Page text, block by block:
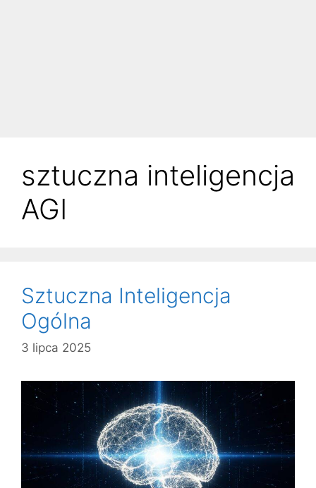
sztuczna inteligencja
AGI
Sztuczna Inteligencja
Ogólna
3 lipca 2025